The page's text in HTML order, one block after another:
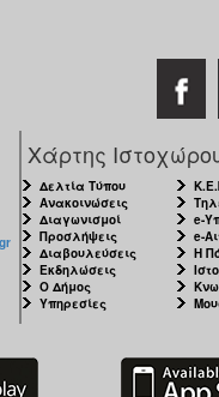
Χάρτης
Δελτία Τύπου
Ανακοινώσεις
Διαγωνισμοί
Προσλήψεις
Διαβουλεύσεις
Εκδηλώσεις
Ο Δήμος
Υπηρεσίες
e-
e-
Η